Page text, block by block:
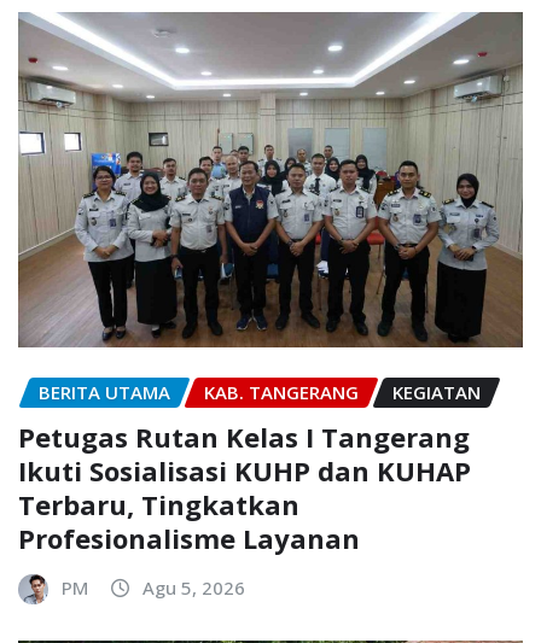
BERITA UTAMA KAB. TANGERANG KEGIATAN
Petugas Rutan Kelas I Tangerang
Ikuti Sosialisasi KUHP dan KUHAP
Terbaru, Tingkatkan
Profesionalisme Layanan
PM Agu 5, 2026